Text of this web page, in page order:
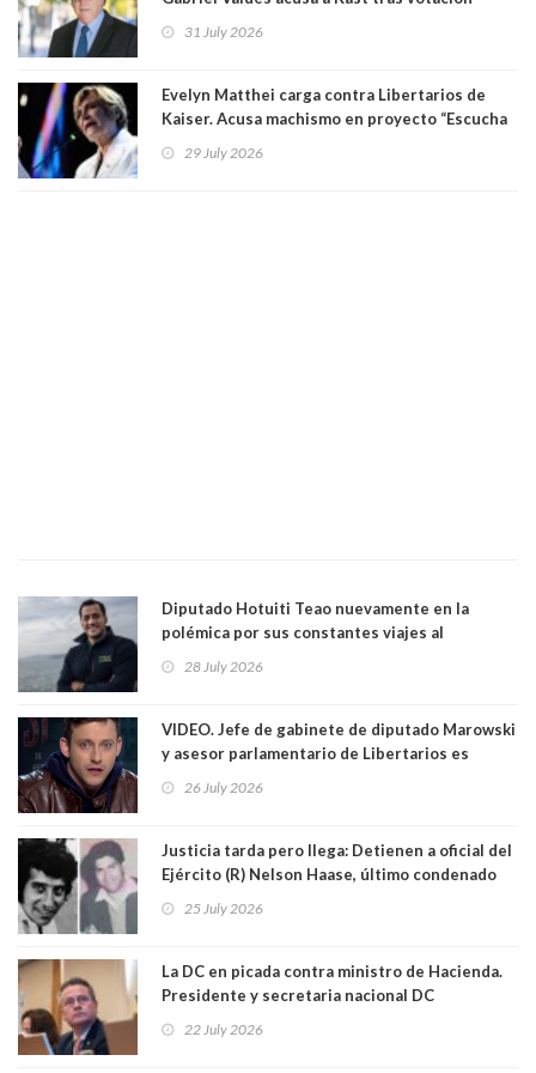
"Si hay una persona responsable es él"
31 July 2026
Evelyn Matthei carga contra Libertarios de
Kaiser. Acusa machismo en proyecto “Escucha
"¿Cómo puede haber alguien tan enfermo del
29 July 2026
Diputado Hotuiti Teao nuevamente en la
polémica por sus constantes viajes al
vacaciones para irse a Londres y Paris por 18
28 July 2026
VIDEO. Jefe de gabinete de diputado Marowski
y asesor parlamentario de Libertarios es
comentarios sexuales sobre menores. Redes
26 July 2026
Justicia tarda pero llega: Detienen a oficial del
Ejército (R) Nelson Haase, último condenado
Prisiones Littré Quiroga. Ambos fueron
balazos. Quién es este criminal de lesa
humanidad
25 July 2026
La DC en picada contra ministro de Hacienda.
Presidente y secretaria nacional DC
mintiendo, no votamos a favor de su
22 July 2026